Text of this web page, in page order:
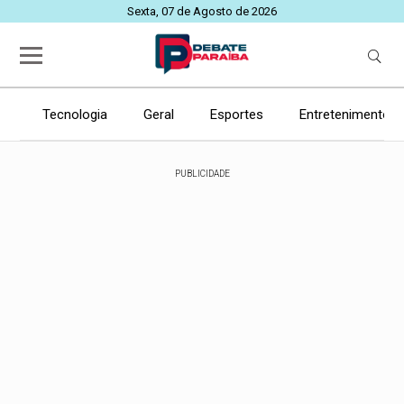
Sexta, 07 de Agosto de 2026
Tecnologia Geral Esportes Entretenimento
PUBLICIDADE